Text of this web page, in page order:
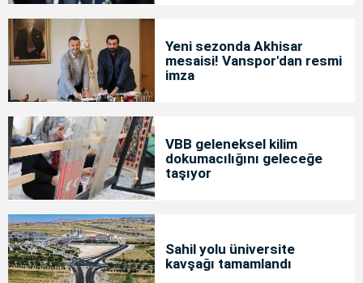
Yeni sezonda Akhisar
mesaisi! Vanspor'dan resmi
imza
VBB geleneksel kilim
dokumacılığını geleceğe
taşıyor
Sahil yolu üniversite
kavşağı tamamlandı